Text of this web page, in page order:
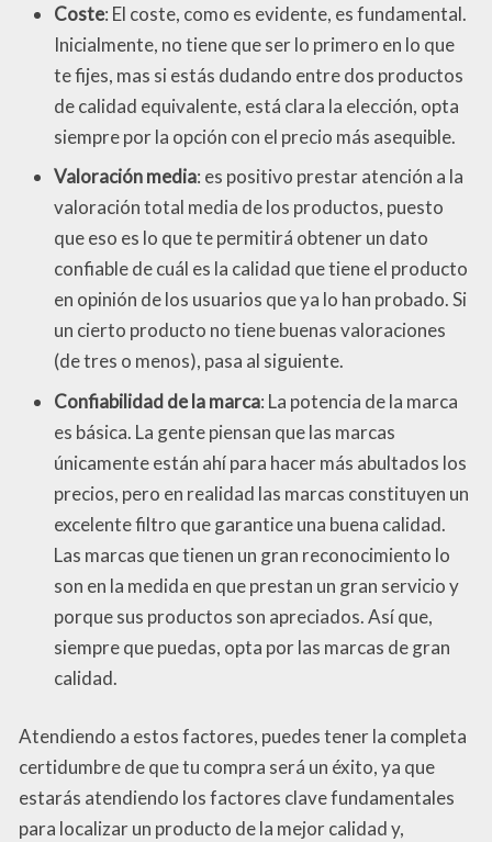
Coste: El coste, como es evidente, es fundamental.
Inicialmente, no tiene que ser lo primero en lo que
te fijes, mas si estás dudando entre dos productos
de calidad equivalente, está clara la elección, opta
siempre por la opción con el precio más asequible.
Valoración media: es positivo prestar atención a la
valoración total media de los productos, puesto
que eso es lo que te permitirá obtener un dato
confiable de cuál es la calidad que tiene el producto
en opinión de los usuarios que ya lo han probado. Si
un cierto producto no tiene buenas valoraciones
(de tres o menos), pasa al siguiente.
Confiabilidad de la marca: La potencia de la marca
es básica. La gente piensan que las marcas
únicamente están ahí para hacer más abultados los
precios, pero en realidad las marcas constituyen un
excelente filtro que garantice una buena calidad.
Las marcas que tienen un gran reconocimiento lo
son en la medida en que prestan un gran servicio y
porque sus productos son apreciados. Así que,
siempre que puedas, opta por las marcas de gran
calidad.
Atendiendo a estos factores, puedes tener la completa
certidumbre de que tu compra será un éxito, ya que
estarás atendiendo los factores clave fundamentales
para localizar un producto de la mejor calidad y,